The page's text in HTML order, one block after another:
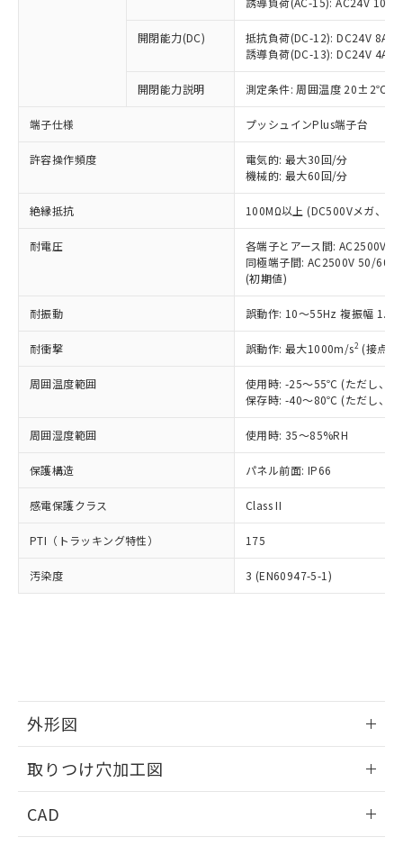
開閉能力(DC)
抵抗負荷(DC-12): DC24V 8A/
誘導負荷(DC-13): DC24V 4A/
開閉能力説明 測定条件: 周囲温度 20±2℃、
端子仕様 プッシュインPlus端子台
許容操作頻度
電気的: 最大30回/分
機械的: 最大60回/分
絶縁抵抗 100MΩ以上 (DC500Vメガ、点
耐電圧
各端子とアース間: AC2500V
同極端子間: AC2500V 50/
(初期値)
耐振動 誤動作: 10～55Hz 複振幅
耐衝撃 誤動作: 最大1000m/s2 (接点
周囲温度範囲
使用時: -25～55℃ (ただし、氷
保存時: -40～80℃ (ただし、氷
周囲湿度範囲 使用時: 35～85%RH
保護構造 パネル前面: IP66
感電保護クラス Class II
PTI（トラッキング特性） 175
汚染度 3 (EN60947-5-1)
外形図
取りつけ穴加工図
CAD
本サービスの対象外となる商品もある
ことをご了承ください。
在庫状況および標準価格照会結果は、
記載している更新日時点での社内デー
タに基づき作成されるものであり、閲
覧された時点での実際の在庫および標
準価格とは異なる場合があることをご
正式な納期状況および標準価格はお客
様のお取引先、またはお客様担当のオ
ムロン制御機器販売店・当社販売員に
オムロン制御機器販売店や当社販売拠
販売ネットワーク
」をご確認
在庫状況および標準価格結果を当社の
事前の承諾なく第三者に漏洩または開
示しないようお願いします。
マイパーツ機能（部品リスト作成サー
ビス）をご利用いただくには、I-Web
メンバーズにご登録されている必要が
お客様が当ウェブサイト上で当社にご
登録された部品リストについて、当社
および当社の共同利用者が、当社の製
品・サービスに関するお客様との取
引・商談に必要な範囲で利用すること
※当社の共同利用者とは、"個人情報
の「1.共同利
用者の範囲」に記載されている法人を
指します。
いたものが、含有品と判明した場合などや
むを得ず変更することがあります。
鉛(Pb) 1000ppm以下、 水銀(Hg) 1000ppm以下、 カド
六価クロム(Cr(Ⅵ)) 1000ppm以下、ポリ臭化ビフェニル
類(PBB) 1000ppm以下、ポリ臭化ジフェニルエーテル類
(PBDE) 1000ppm以下、フタル酸ビス(2-エチルヘキシ
ル) (DEHP)(別名：DOP) 1000ppm以下、フタル酸ブチ
ルベンジル（BBP） 1000ppm以下、フタル酸ジブチル
（DBP） 1000ppm以下、フタル酸ジイソブチル
但し、RoHS指令で産業用監視および制御機器に対する
フタル酸エステル類の４物質については閾値を超える意
図的な使用がないことを確認しています。
部品在庫の切り替え状況などにより、予定
月が前後することがあります。
※3 非含有証明書ダウンロード
下記の非含有証明書をダウンロードするこ
EU RoHS指令（10物質）の非含有証明書
51物質の非含有証明書（当社基準）
※本証明書は発行日時点で非含有を証明す
るもので、過去に遡って非含有を証明する
既に当社にて対応品への在庫切替を完了
していることから、特段のことがない限
す。
基準値を超えていることを示します。
「－」：未確認です。当社販売部門へお問
*中国RoHS10物質の基準値 (GB/T26572)：
Pb(鉛) :1000ppm、 Hg(水銀) : 1000ppm、 Cd(カドミウ
ム) : 100ppm、
Cr(Ⅵ)(六価クロム) : 1000ppm、 PBBs(ポリ臭化ビフェ
ニル類) : 1000ppm、 PBDEs(ポリ臭化ジフェニルエーテ
ル類) : 1000ppm、
DBP(フタル酸ジブチル) : 1000ppm、 DIBP(フタル酸ジ
DEHP(フタル酸ビス(2-エチルヘキシル)) : 1000ppm
「ｅ」：有害物質（10物質）のすべてが基
準値以下であることを示します。
「10」：通常の使用状況下において有害物
質が外部に漏えいし、環境に深刻な影響を
及ぼさない年数を意味します。
「－」：未確認です。当社販売部門へお問
当社は、これら貴社製品のうち、外国
為替および外国貿易法に定める商品
（以下｢規制貨物等」という）を輸出
または国外への提供する場合は、日本
国政府の輸出許可(または役務取引許
可)を取得するなどの必要な手続きを
当社は規制貨物を破棄する場合は、完
全に破砕するなど、違法に輸出されな
いよう必要な手段を講じます。
当社は貴社製品を、核兵器、ミサイ
ル、化学兵器、生物兵器またはその他
武器並びにこれらの製造装置等に一切
当社は、貴社製品を第三者に販売する
場合は、上記1、2および3の内容を当
該第三者に通知します。また当社は、
販売先および販売に係わる関係者が違
法に輸出するおそれがある場合は、取
り引きをいたしません。
キャンセル
説明
一定数以上の在庫あり
一定数には満たないが在庫あり
在庫なし(最新の在庫状況につ
いては、お客様のお取引先、ま
たはお客様担当のオムロン制御
機器販売店・当社販売員にご確
受注生産機種、また在庫状況の
情報を公開していない機種